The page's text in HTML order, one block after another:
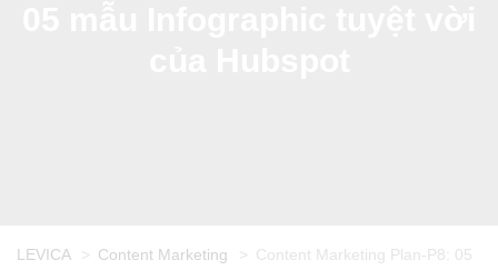
LEVICA > Content Marketing >
Content Marketing Plan-P8: 05